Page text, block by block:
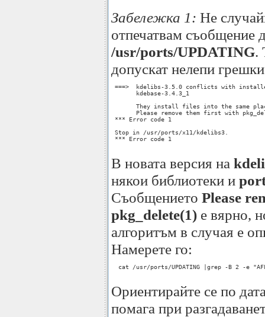
Забележка 1: Не
отпечатвам съобщение
/usr/ports/UPDATING.
допускат нелепи
===>  kdelibs-3.5.0 conflicts with
       kdebase-3.4.3_1
They install files into the same
Please remove them first with
*** Error code 1
Stop in /usr/ports/x11/kdelibs3.
*** Error code 1
В новата версия на
някои библиотеки и
Съобщението Please
pkg_delete(1) е вярно,
алгоритъм в случая е
Намерете го:
cat /usr/ports/UPDATING |grep -B 2 -e
Ориентирайте се по
помага при